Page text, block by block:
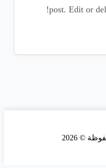
post. Edit or
© 2026